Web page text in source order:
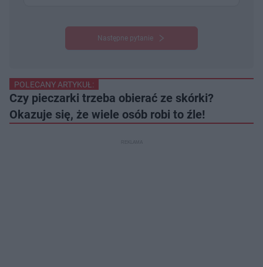
Następne pytanie
POLECANY ARTYKUŁ:
Czy pieczarki trzeba obierać ze skórki?
Okazuje się, że wiele osób robi to źle!